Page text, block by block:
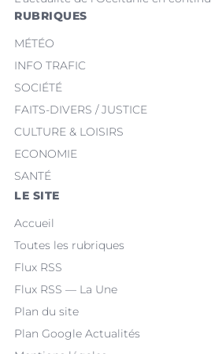
RUBRIQUES
MÉTÉO
INFO TRAFIC
SOCIÉTÉ
FAITS-DIVERS / JUSTICE
CULTURE & LOISIRS
ECONOMIE
SANTÉ
LE SITE
Accueil
Toutes les rubriques
Flux RSS
Flux RSS — La Une
Plan du site
Plan Google Actualités